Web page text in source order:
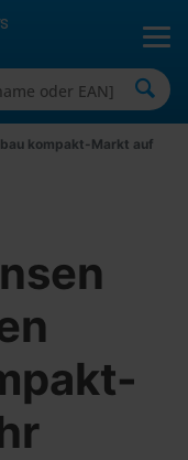
kompakt-Markt auf